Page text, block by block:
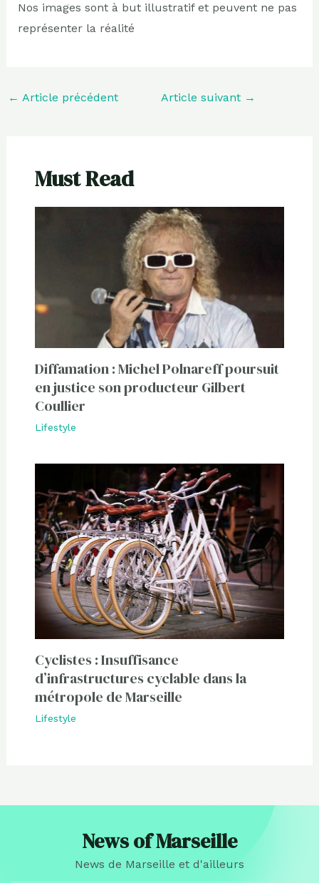
Nos images sont à but illustratif et peuvent ne pas
représenter la réalité
← Article précédent Article suivant →
Must Read
Diffamation : Michel Polnareff poursuit
en justice son producteur Gilbert
Coullier
Lifestyle
Cyclistes : Insuffisance
d’infrastructures cyclable dans la
métropole de Marseille
Lifestyle
News of Marseille
News de Marseille et d'ailleurs